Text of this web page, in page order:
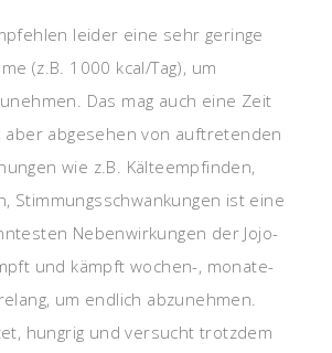
leider eine sehr geringe
(z.B. 1000 kcal/Tag), um
Das mag auch eine Zeit
aber abgesehen von auftretenden
wie z.B. Kälteempfinden,
Stimmungsschwankungen ist eine
Nebenwirkungen der Jojo-
und kämpft wochen-, monate-
um endlich abzunehmen.
hungrig und versucht trotzdem